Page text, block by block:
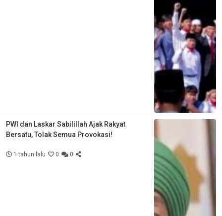
PWI dan Laskar Sabilillah Ajak Rakyat
Bersatu, Tolak Semua Provokasi!
1 tahun lalu 0 0